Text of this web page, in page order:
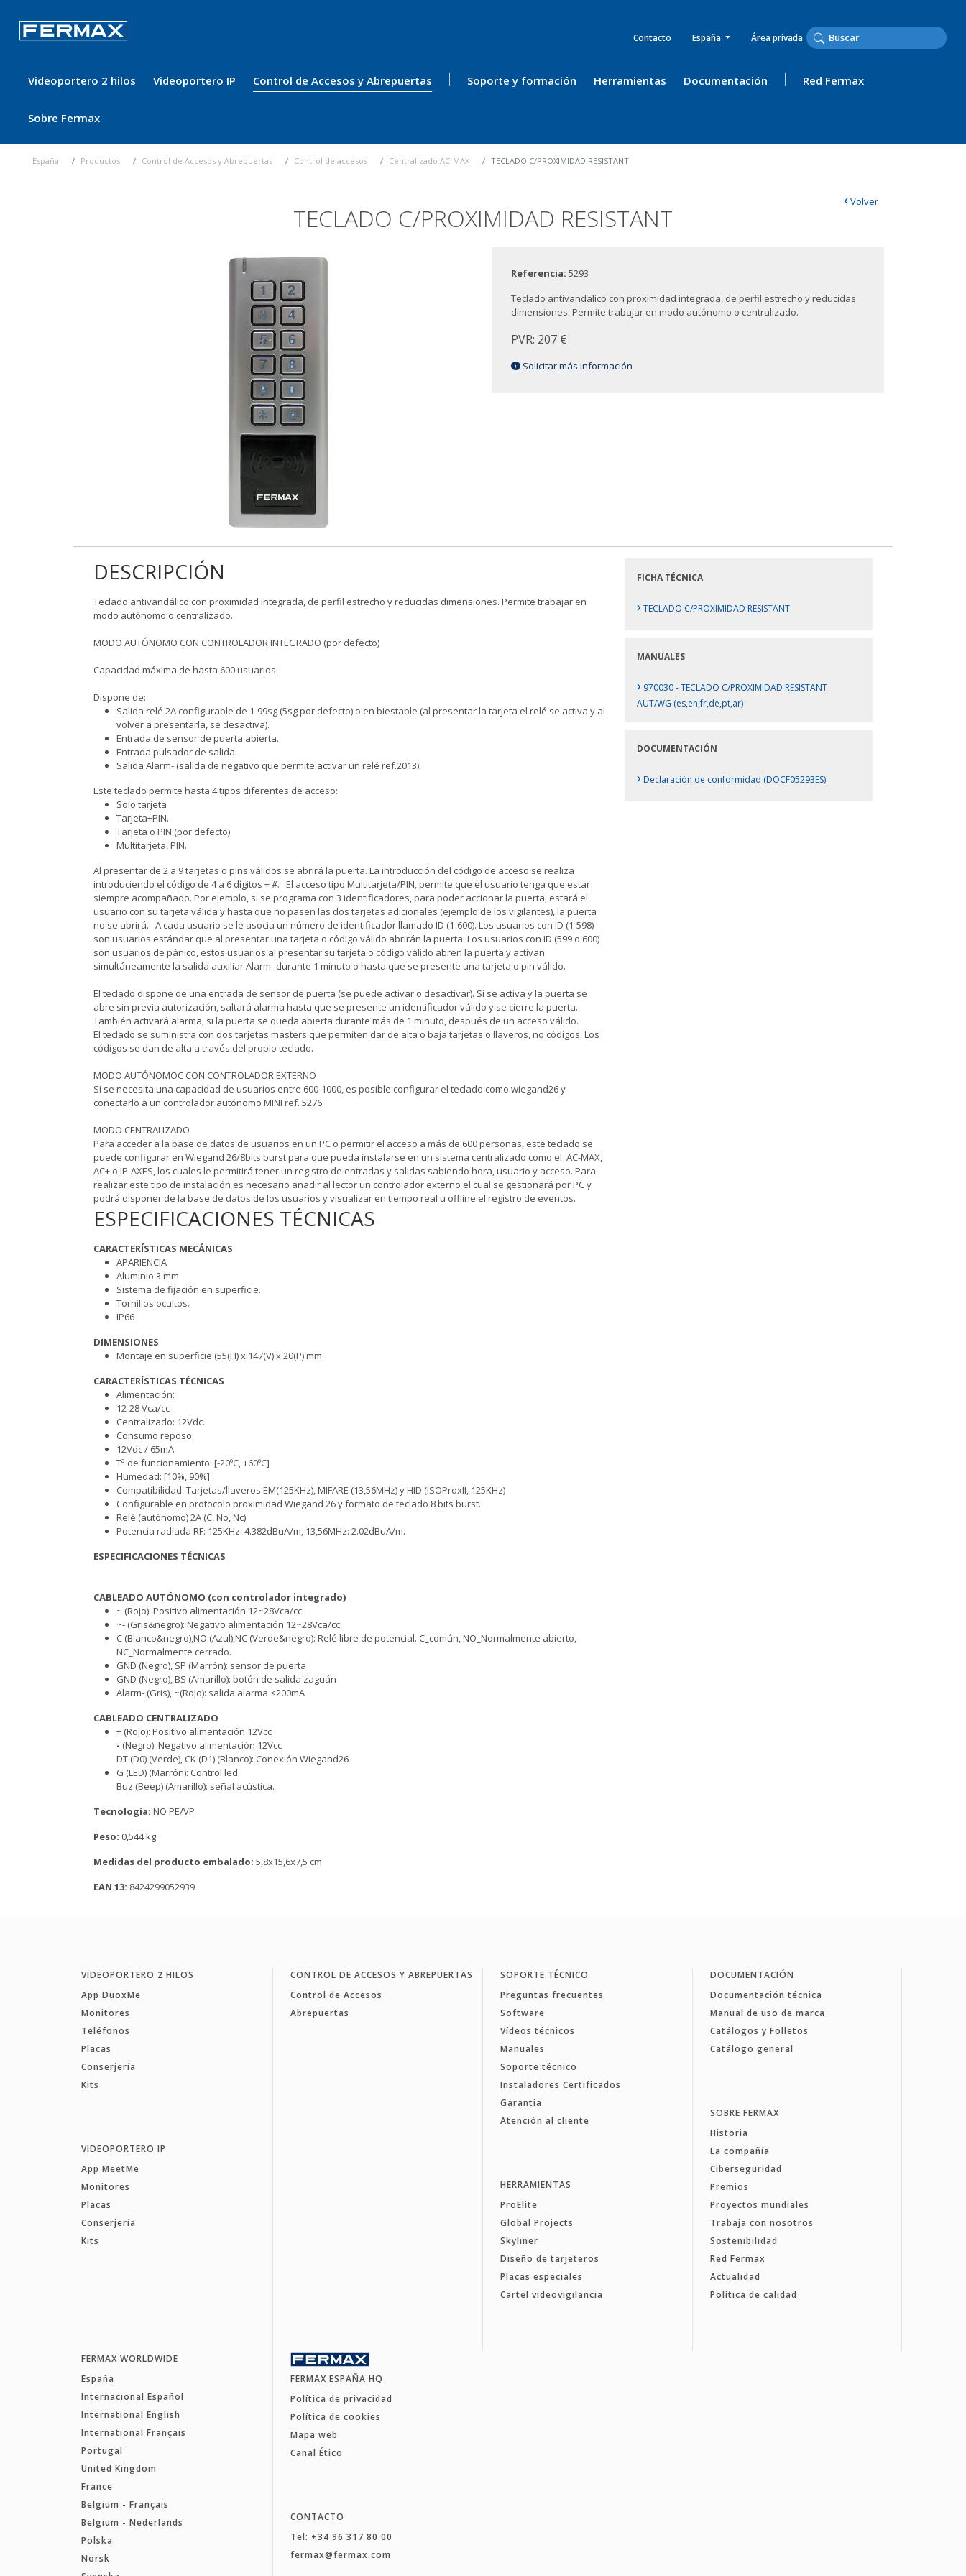
Contacto España Área privada
Videoportero 2 hilos Videoportero IP Control de Accesos y Abrepuertas Soporte y formación Herramientas Documentación Red Fermax
Sobre Fermax
España Productos Control de Accesos y Abrepuertas Control de accesos Centralizado AC-MAX TECLADO C/PROXIMIDAD RESISTANT
TECLADO C/PROXIMIDAD RESISTANT
‹Volver
Referencia:5293
Teclado antivandalico con proximidad integrada, de perfil estrecho y reducidas
dimensiones. Permite trabajar en modo autónomo o centralizado.
PVR: 207 €
Solicitar más información
DESCRIPCIÓN
Teclado antivandálico con proximidad integrada, de perfil estrecho y reducidas dimensiones. Permite trabajar en
modo autónomo o centralizado.
MODO AUTÓNOMO CON CONTROLADOR INTEGRADO (por defecto)
Capacidad máxima de hasta 600 usuarios.
Dispone de:
Salida relé 2A configurable de 1-99sg (5sg por defecto) o en biestable (al presentar la tarjeta el relé se activa y al
volver a presentarla, se desactiva).
Entrada de sensor de puerta abierta.
Entrada pulsador de salida.
Salida Alarm- (salida de negativo que permite activar un relé ref.2013).
Este teclado permite hasta 4 tipos diferentes de acceso:
Solo tarjeta
Tarjeta+PIN.
Tarjeta o PIN (por defecto)
Multitarjeta, PIN.
Al presentar de 2 a 9 tarjetas o pins válidos se abrirá la puerta. La introducción del código de acceso se realiza
introduciendo el código de 4 a 6 dígitos + #. El acceso tipo Multitarjeta/PIN, permite que el usuario tenga que estar
siempre acompañado. Por ejemplo, si se programa con 3 identificadores, para poder accionar la puerta, estará el
usuario con su tarjeta válida y hasta que no pasen las dos tarjetas adicionales (ejemplo de los vigilantes), la puerta
no se abrirá. A cada usuario se le asocia un número de identificador llamado ID (1-600). Los usuarios con ID (1-598)
son usuarios estándar que al presentar una tarjeta o código válido abrirán la puerta. Los usuarios con ID (599 o 600)
son usuarios de pánico, estos usuarios al presentar su tarjeta o código válido abren la puerta y activan
simultáneamente la salida auxiliar Alarm- durante 1 minuto o hasta que se presente una tarjeta o pin válido.
El teclado dispone de una entrada de sensor de puerta (se puede activar o desactivar). Si se activa y la puerta se
abre sin previa autorización, saltará alarma hasta que se presente un identificador válido y se cierre la puerta.
También activará alarma, si la puerta se queda abierta durante más de 1 minuto, después de un acceso válido.
El teclado se suministra con dos tarjetas masters que permiten dar de alta o baja tarjetas o llaveros, no códigos. Los
códigos se dan de alta a través del propio teclado.
MODO AUTÓNOMOC CON CONTROLADOR EXTERNO
Si se necesita una capacidad de usuarios entre 600-1000, es posible configurar el teclado como wiegand26 y
conectarlo a un controlador autónomo MINI ref. 5276.
MODO CENTRALIZADO
Para acceder a la base de datos de usuarios en un PC o permitir el acceso a más de 600 personas, este teclado se
puede configurar en Wiegand 26/8bits burst para que pueda instalarse en un sistema centralizado como el AC-MAX,
AC+ o IP-AXES, los cuales le permitirá tener un registro de entradas y salidas sabiendo hora, usuario y acceso. Para
realizar este tipo de instalación es necesario añadir al lector un controlador externo el cual se gestionará por PC y
podrá disponer de la base de datos de los usuarios y visualizar en tiempo real u offline el registro de eventos.
ESPECIFICACIONES TÉCNICAS
CARACTERÍSTICAS MECÁNICAS
APARIENCIA
Aluminio 3 mm
Sistema de fijación en superficie.
Tornillos ocultos.
IP66
DIMENSIONES
Montaje en superficie (55(H) x 147(V) x 20(P) mm.
CARACTERÍSTICAS TÉCNICAS
Alimentación:
12-28 Vca/cc
Centralizado: 12Vdc.
Consumo reposo:
12Vdc / 65mA
Tª de funcionamiento: [-20ºC, +60ºC]
Humedad: [10%, 90%]
Compatibilidad: Tarjetas/llaveros EM(125KHz), MIFARE (13,56MHz) y HID (ISOProxII, 125KHz)
Configurable en protocolo proximidad Wiegand 26 y formato de teclado 8 bits burst.
Relé (autónomo) 2A (C, No, Nc)
Potencia radiada RF: 125KHz: 4.382dBuA/m, 13,56MHz: 2.02dBuA/m.
ESPECIFICACIONES TÉCNICAS
CABLEADO AUTÓNOMO (con controlador integrado)
~ (Rojo): Positivo alimentación 12~28Vca/cc
~- (Gris&negro): Negativo alimentación 12~28Vca/cc
C (Blanco&negro),NO (Azul),NC (Verde&negro): Relé libre de potencial. C_común, NO_Normalmente abierto,
NC_Normalmente cerrado.
GND (Negro), SP (Marrón): sensor de puerta
GND (Negro), BS (Amarillo): botón de salida zaguán
Alarm- (Gris), ~(Rojo): salida alarma <200mA
CABLEADO CENTRALIZADO
+ (Rojo): Positivo alimentación 12Vcc
- (Negro): Negativo alimentación 12Vcc
DT (D0) (Verde), CK (D1) (Blanco): Conexión Wiegand26
G (LED) (Marrón): Control led.
Buz (Beep) (Amarillo): señal acústica.
Tecnología: NO PE/VP
Peso: 0,544 kg
Medidas del producto embalado: 5,8x15,6x7,5 cm
EAN 13: 8424299052939
FICHA TÉCNICA
› TECLADO C/PROXIMIDAD RESISTANT
MANUALES
› 970030 - TECLADO C/PROXIMIDAD RESISTANT
AUT/WG (es,en,fr,de,pt,ar)
DOCUMENTACIÓN
› Declaración de conformidad (DOCF05293ES)
VIDEOPORTERO 2 HILOS
App DuoxMe
Monitores
Teléfonos
Placas
Conserjería
Kits
VIDEOPORTERO IP
App MeetMe
Monitores
Placas
Conserjería
Kits
CONTROL DE ACCESOS Y ABREPUERTAS
Control de Accesos
Abrepuertas
SOPORTE TÉCNICO
Preguntas frecuentes
Software
Vídeos técnicos
Manuales
Soporte técnico
Instaladores Certificados
Garantía
Atención al cliente
HERRAMIENTAS
ProElite
Global Projects
Skyliner
Diseño de tarjeteros
Placas especiales
Cartel videovigilancia
DOCUMENTACIÓN
Documentación técnica
Manual de uso de marca
Catálogos y Folletos
Catálogo general
SOBRE FERMAX
Historia
La compañía
Ciberseguridad
Premios
Proyectos mundiales
Trabaja con nosotros
Sostenibilidad
Red Fermax
Actualidad
Política de calidad
FERMAX WORLDWIDE
España
Internacional Español
International English
International Français
Portugal
United Kingdom
France
Belgium - Français
Belgium - Nederlands
Polska
Norsk
FERMAX ESPAÑA HQ
Política de privacidad
Política de cookies
Mapa web
Canal Ético
CONTACTO
Tel: +34 96 317 80 00
fermax@fermax.com